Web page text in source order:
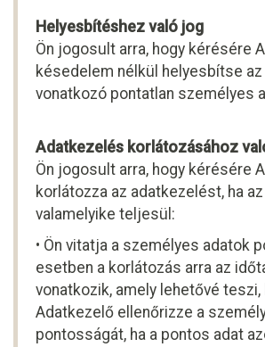
Helyesbítéshez való jog
Ön jogosult arra, hogy kérésére
késedelem nélkül helyesbítse az
vonatkozó pontatlan személyes
Adatkezelés korlátozásához
Ön jogosult arra, hogy kérésére
korlátozza az adatkezelést, ha
valamelyike teljesül:
• Ön vitatja a személyes adatok
esetben a korlátozás arra az
vonatkozik, amely lehetővé teszi,
Adatkezelő ellenőrizze a
pontosságát, ha a pontos adat